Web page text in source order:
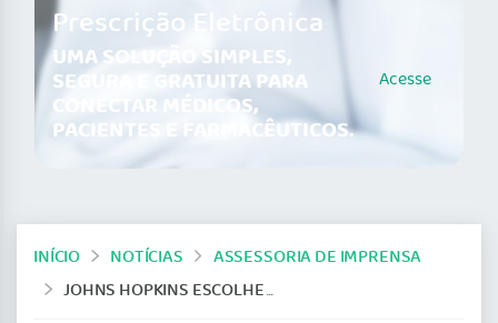
Prescrição Eletrônica
UMA SOLUÇÃO SIMPLES,
SEGURA E GRATUITA PARA
CONECTAR MÉDICOS,
PACIENTES E FARMACÊUTICOS.
Acesse
INÍCIO NOTÍCIAS
ASSESSORIA DE IMPRENSA
JOHNS HOPKINS ESCOLHE O INCA PARA CRIAR CENTRO DE EXCELÊNCIA NO BRASIL